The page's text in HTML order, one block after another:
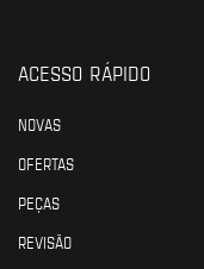
ACESSO RÁPIDO
NOVAS
OFERTAS
PEÇAS
REVISÃO